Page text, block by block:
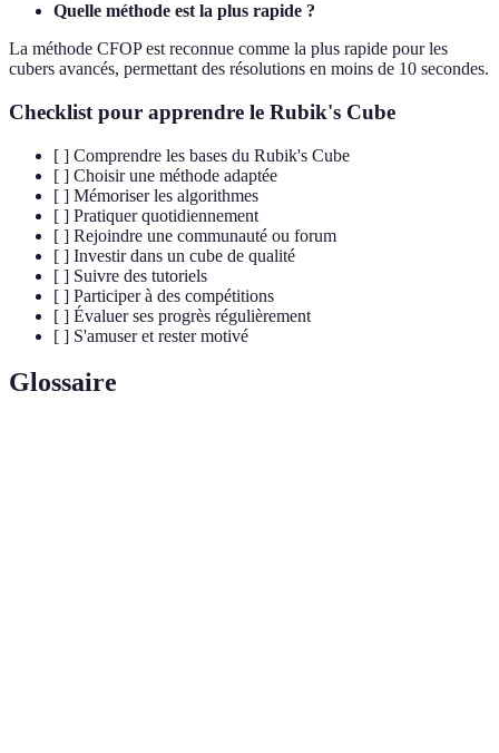
Quelle méthode est la plus rapide ?
La méthode CFOP est reconnue comme la plus rapide pour les
cubers avancés, permettant des résolutions en moins de 10 secondes.
Checklist pour apprendre le Rubik's Cube
[ ] Comprendre les bases du Rubik's Cube
[ ] Choisir une méthode adaptée
[ ] Mémoriser les algorithmes
[ ] Pratiquer quotidiennement
[ ] Rejoindre une communauté ou forum
[ ] Investir dans un cube de qualité
[ ] Suivre des tutoriels
[ ] Participer à des compétitions
[ ] Évaluer ses progrès régulièrement
[ ] S'amuser et rester motivé
Glossaire